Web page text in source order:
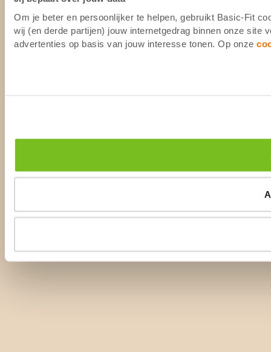
Om je beter en persoonlijker te helpen, gebruikt Basic-Fit
wij (en derde partijen) jouw internetgedrag binnen onze site
advertenties op basis van jouw interesse tonen. Op onze